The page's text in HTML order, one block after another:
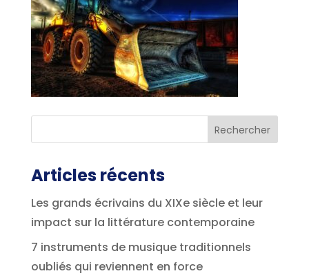
Articles récents
Les grands écrivains du XIXe siècle et leur
impact sur la littérature contemporaine
7 instruments de musique traditionnels
oubliés qui reviennent en force